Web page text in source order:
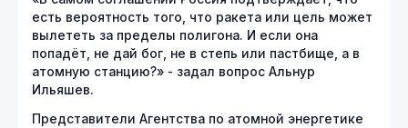
есть вероятность того, что ракета или цель может
вылететь за пределы полигона. И если она
попадёт, не дай бог, не в степь или пастбище, а в
атомную станцию?» - задал вопрос Альнур
Ильяшев.
Представители Агентства по атомной энергетике